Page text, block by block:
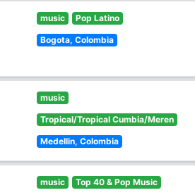
music Pop Latino
Bogota, Colombia
music
Tropical/Tropical Cumbia/Meren
Medellin, Colombia
music Top 40 & Pop Music